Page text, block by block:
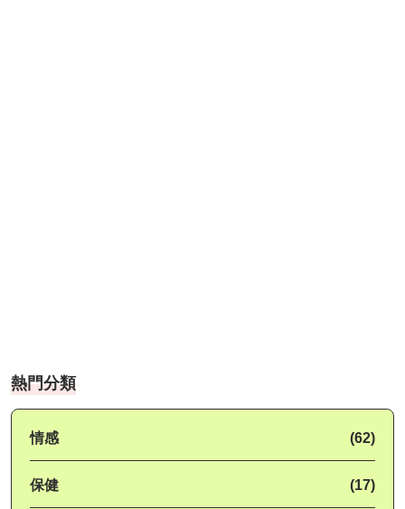
熱門分類
情感 (62)
保健 (17)